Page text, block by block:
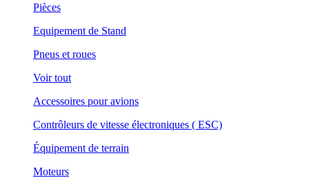
Pièces
Equipement de Stand
Pneus et roues
Voir tout
Accessoires pour avions
Contrôleurs de vitesse électroniques ( ESC)
Équipement de terrain
Moteurs